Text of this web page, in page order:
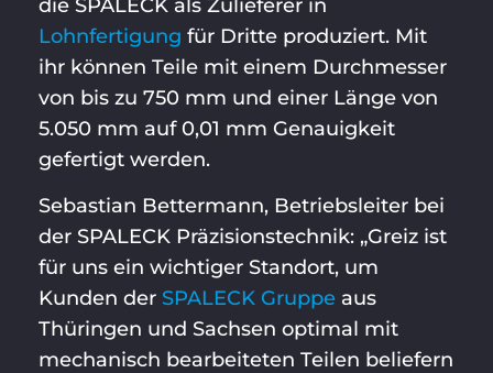
die SPALECK als Zulieferer in
Lohnfertigung für Dritte produziert. Mit
ihr können Teile mit einem Durchmesser
von bis zu 750 mm und einer Länge von
5.050 mm auf 0,01 mm Genauigkeit
gefertigt werden.
Sebastian Bettermann, Betriebsleiter bei
der SPALECK Präzisionstechnik: „Greiz ist
für uns ein wichtiger Standort, um
Kunden der SPALECK Gruppeaus
Thüringen und Sachsen optimal mit
mechanisch bearbeiteten Teilen beliefern